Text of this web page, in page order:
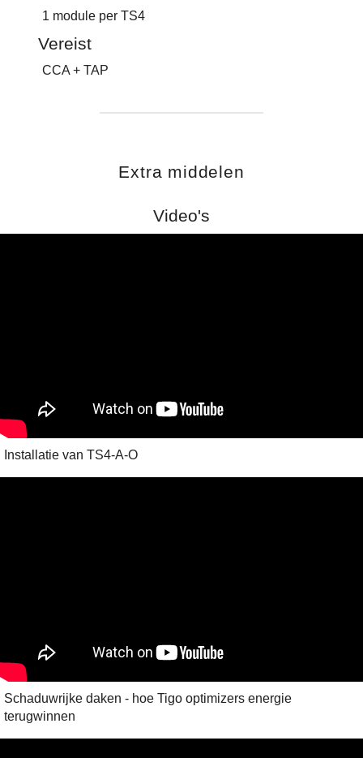
1 module per TS4
Vereist
CCA + TAP
Extra middelen
Video's
Installatie van TS4-A-O
Schaduwrijke daken - hoe Tigo optimizers energie
terugwinnen